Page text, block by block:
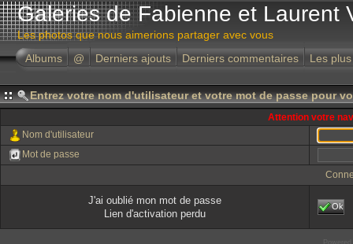
Galeries de Fabienne et Laurent
Les photos que nous aimerions partager avec vous
Albums
@ Derniers ajouts Derniers commentaires Les
Entrez votre nom d'utilisateur et votre mot de passe pour
Attention votre
Nom d'utilisateur
Mot de passe
J'ai oublié mon mot de passe
Lien d'activation perdu
Ok